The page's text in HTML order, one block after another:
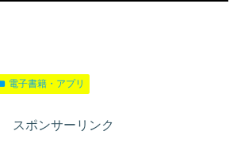
電子書籍・アプリ
スポンサーリンク